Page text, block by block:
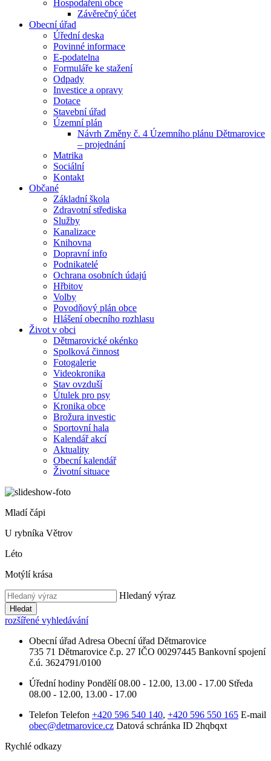
Hospodaření obce
Závěrečný účet
Obecní úřad
Úřední deska
Povinné informace
E-podatelna
Formuláře ke stažení
Odpady
Investice a opravy
Dotace
Stavební úřad
Územní plán
Návrh Změny č. 4 Územního plánu Dětmarovice
– projednání
Matrika
Sociální
Kontakt
Občané
Základní škola
Zdravotní střediska
Služby
Kanalizace
Knihovna
Dopravní info
Podnikatelé
Ochrana osobních údajú
Hřbitov
Volby
Povodňový plán obce
Hlášení obecního rozhlasu
Život v obci
Dětmarovické okénko
Spolková činnost
Fotogalerie
Videokronika
Stav ovzduší
Útulek pro psy
Kronika obce
Brožura investic
Sportovní hala
Kalendář akcí
Aktuality
Obecní kalendář
Životní situace
Mladí čápi
U rybníka Větrov
Léto
Motýlí krása
Hledaný výraz
Hledat
rozšířené vyhledávání
Obecní úřad Adresa Obecní úřad Dětmarovice
735 71 Dětmarovice č.p. 27 IČO 00297445 Bankovní spojení
č.ú. 3624791/0100
Úřední hodiny Pondělí 08.00 - 12.00, 13.00 - 17.00 Středa
08.00 - 12.00, 13.00 - 17.00
Telefon Telefon +420 596 540 140, +420 596 550 165 E-mail
obec@detmarovice.cz Datová schránka ID 2hqbqxt
Rychlé odkazy